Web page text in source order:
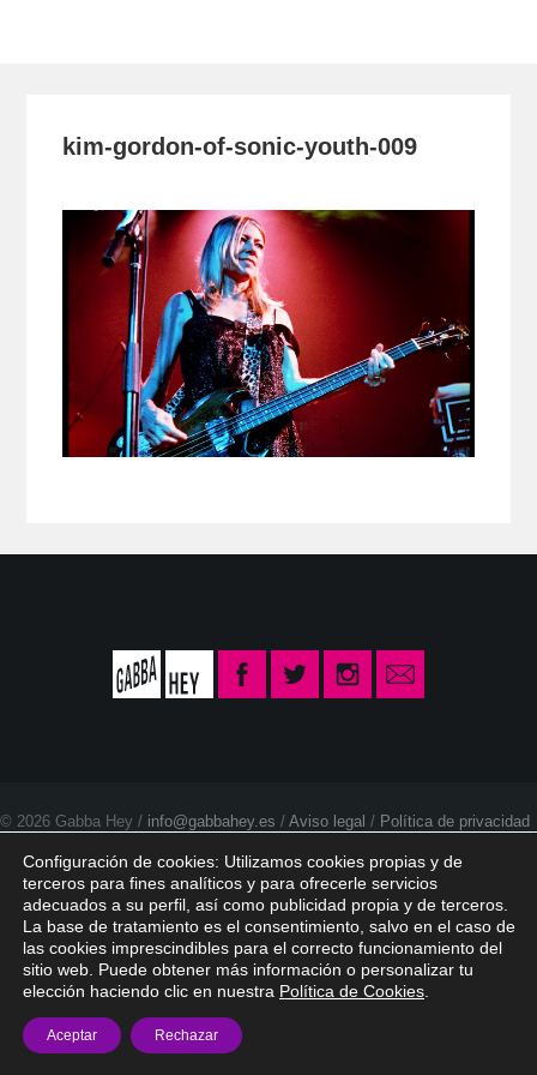
kim-gordon-of-sonic-youth-009
© 2026 Gabba Hey / info@gabbahey.es / Aviso legal / Política de privacidad
Configuración de cookies: Utilizamos cookies propias y de
terceros para fines analíticos y para ofrecerle servicios
adecuados a su perfil, así como publicidad propia y de terceros.
La base de tratamiento es el consentimiento, salvo en el caso de
las cookies imprescindibles para el correcto funcionamiento del
sitio web. Puede obtener más información o personalizar tu
elección haciendo clic en nuestra Política de Cookies
Aceptar Rechazar